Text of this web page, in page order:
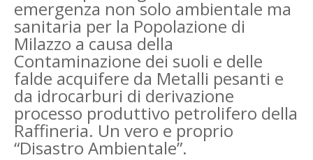
emergenza non solo ambientale ma
sanitaria per la Popolazione di
Milazzo a causa della
Contaminazione dei suoli e delle
falde acquifere da Metalli pesanti e
da idrocarburi di derivazione
processo produttivo petrolifero della
Raffineria. Un vero e proprio
“Disastro Ambientale”.